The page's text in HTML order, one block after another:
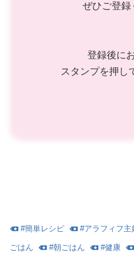
ぜひご登録
登録後に
スタンプを押し
#簡単レシピ #アラフィフ主
ごはん #朝ごはん #健康